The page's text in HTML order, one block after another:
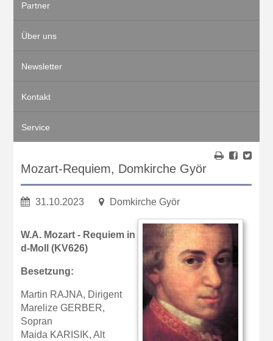
Partner
Über uns
Newsletter
Kontakt
Service
Mozart-Requiem, Domkirche Györ
31.10.2023 Domkirche Györ
W.A. Mozart - Requiem in
d-Moll (KV626)
Besetzung:
Martin RAJNA, Dirigent
Marelize GERBER,
Sopran
Maida KARISIK, Alt